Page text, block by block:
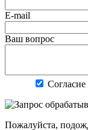
E-mail
Ваш вопрос
Согласие
Пожалуйста,